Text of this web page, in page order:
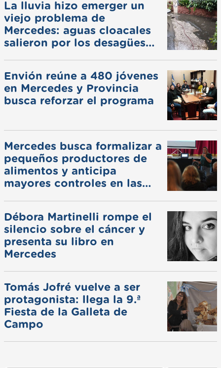
La lluvia hizo emerger un
viejo problema de
Mercedes: aguas cloacales
salieron por los desagües
Envión reúne a 480 jóvenes
en Mercedes y Provincia
busca reforzar el programa
Mercedes busca formalizar a
pequeños productores de
alimentos y anticipa
mayores controles en las
Débora Martinelli rompe el
silencio sobre el cáncer y
presenta su libro en
Mercedes
Tomás Jofré vuelve a ser
protagonista: llega la 9.ª
Fiesta de la Galleta de
Campo